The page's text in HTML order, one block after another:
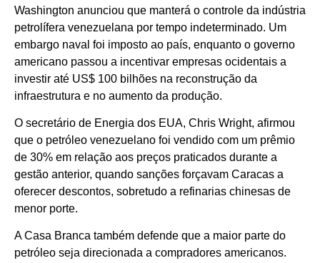
Washington anunciou que manterá o controle da indústria
petrolífera venezuelana por tempo indeterminado. Um
embargo naval foi imposto ao país, enquanto o governo
americano passou a incentivar empresas ocidentais a
investir até US$ 100 bilhões na reconstrução da
infraestrutura e no aumento da produção.
O secretário de Energia dos EUA, Chris Wright, afirmou
que o petróleo venezuelano foi vendido com um prêmio
de 30% em relação aos preços praticados durante a
gestão anterior, quando sanções forçavam Caracas a
oferecer descontos, sobretudo a refinarias chinesas de
menor porte.
A Casa Branca também defende que a maior parte do
petróleo seja direcionada a compradores americanos.